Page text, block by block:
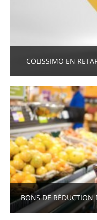
COLISSIMO EN
BONS DE RÉDUCTION